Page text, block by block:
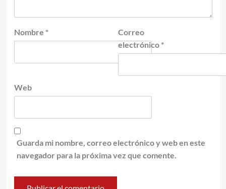
Nombre *
Correo
electrónico *
Web
Guarda mi nombre, correo electrónico y web en este
navegador para la próxima vez que comente.